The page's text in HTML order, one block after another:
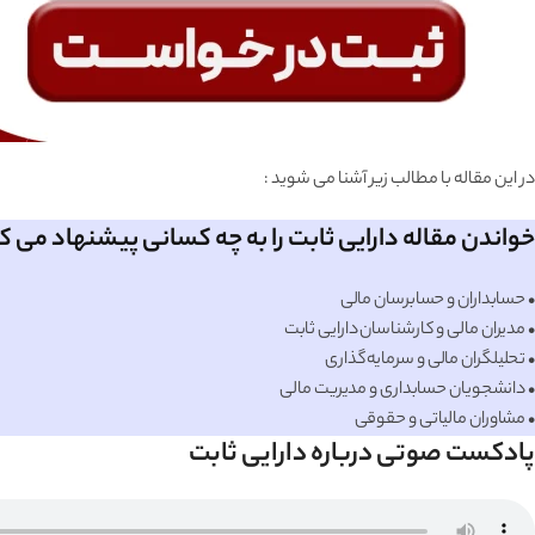
در این مقاله با مطالب زیر آشنا می شوید :
خواندن مقاله دارایی ثابت را به چه کسانی پیشنهاد می
• حسابداران و حسابرسان مالی
• مدیران مالی و کارشناسان دارایی ثابت
• تحلیلگران مالی و سرمایه‌گذاری
• دانشجویان حسابداری و مدیریت مالی
• مشاوران مالیاتی و حقوقی
پادکست صوتی درباره دارایی ثابت